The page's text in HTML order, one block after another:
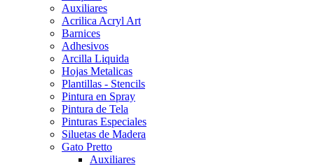
Auxiliares
Acrilica Acryl Art
Barnices
Adhesivos
Arcilla Liquida
Hojas Metalicas
Plantillas - Stencils
Pintura en Spray
Pintura de Tela
Pinturas Especiales
Siluetas de Madera
Gato Pretto
Auxiliares